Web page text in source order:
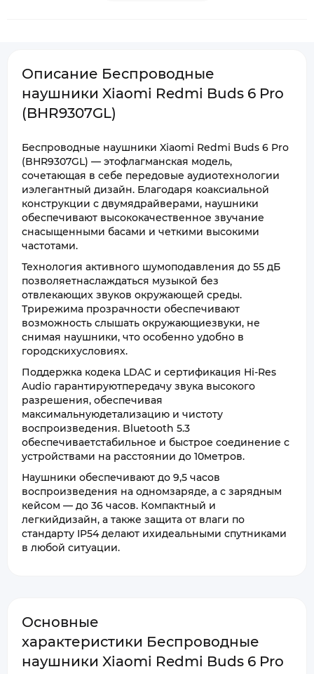
Описание Беспроводные
наушники Xiaomi Redmi Buds 6 Pro
(BHR9307GL)
Беспроводные наушники Xiaomi Redmi Buds 6 Pro
(BHR9307GL) — этофлагманская модель,
сочетающая в себе передовые аудиотехнологии
иэлегантный дизайн. Благодаря коаксиальной
конструкции с двумядрайверами, наушники
обеспечивают высококачественное звучание
снасыщенными басами и четкими высокими
частотами.
Технология активного шумоподавления до 55 дБ
позволяетнаслаждаться музыкой без
отвлекающих звуков окружающей среды.
Трирежима прозрачности обеспечивают
возможность слышать окружающиезвуки, не
снимая наушники, что особенно удобно в
городскихусловиях.
Поддержка кодека LDAC и сертификация Hi-Res
Audio гарантируютпередачу звука высокого
разрешения, обеспечивая
максимальнуюдетализацию и чистоту
воспроизведения. Bluetooth 5.3
обеспечиваетстабильное и быстрое соединение с
устройствами на расстоянии до 10метров.
Наушники обеспечивают до 9,5 часов
воспроизведения на одномзаряде, а с зарядным
кейсом — до 36 часов. Компактный и
легкийдизайн, а также защита от влаги по
стандарту IP54 делают ихидеальными спутниками
в любой ситуации.
Основные
характеристики Беспроводные
наушники Xiaomi Redmi Buds 6 Pro